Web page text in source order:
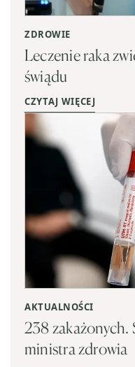
ZDROWIE
Leczenie raka
świądu
CZYTAJ WIĘCEJ
AKTUALNOŚCI
238 zakażonych.
ministra zdrowia